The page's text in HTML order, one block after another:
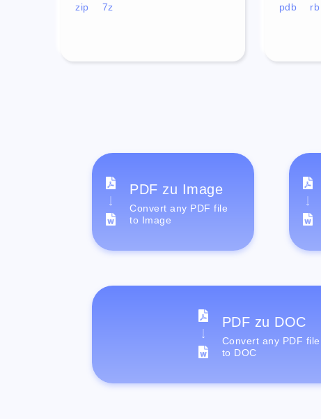
pdb
rb
zip
7z
PDF zu Image
Convert any PDF file
to Image
PDF zu DOC
Convert any PDF file
to DOC